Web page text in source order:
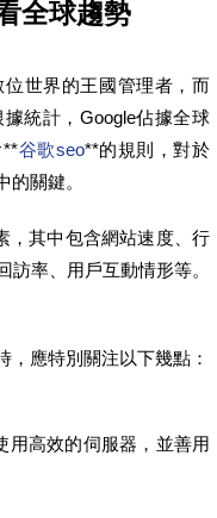
全球趨勢
世界的王國管理者，而
統計，Google佔據全球
**谷歌seo**的規則，對於
關鍵。
，其中包含網站速度、行
率、用戶互動情形等。
，應特別關注以下幾點：
用高效的伺服器，並善用